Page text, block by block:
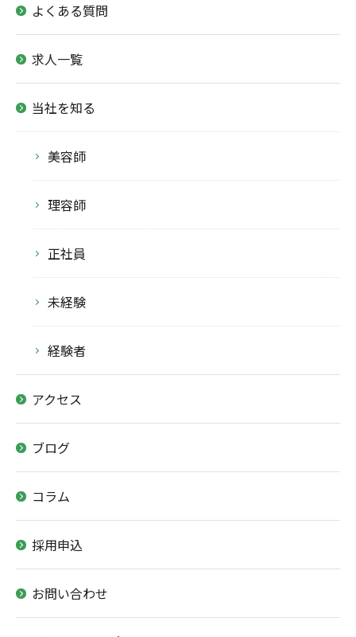
よくある質問
求人一覧
当社を知る
美容師
理容師
正社員
未経験
経験者
アクセス
ブログ
コラム
採用申込
お問い合わせ
お問い合わせはこちら